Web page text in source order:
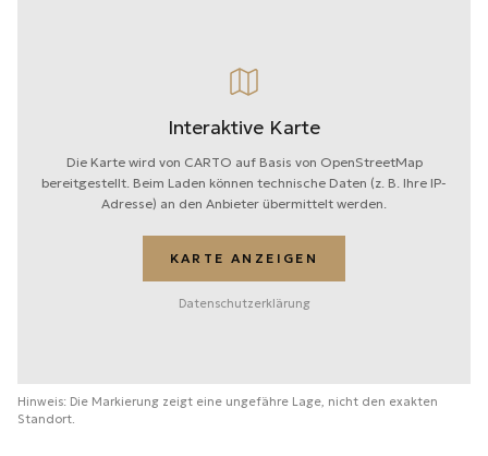
Interaktive Karte
Die Karte wird von CARTO auf Basis von OpenStreetMap
bereitgestellt. Beim Laden können technische Daten (z. B. Ihre IP-
Adresse) an den Anbieter übermittelt werden.
KARTE ANZEIGEN
Datenschutzerklärung
Hinweis: Die Markierung zeigt eine ungefähre Lage, nicht den exakten
Standort.